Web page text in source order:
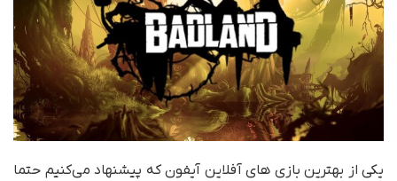
یکی از بهترین بازی های آفلاین آیفون که پیشنهاد می‌کنیم حتما